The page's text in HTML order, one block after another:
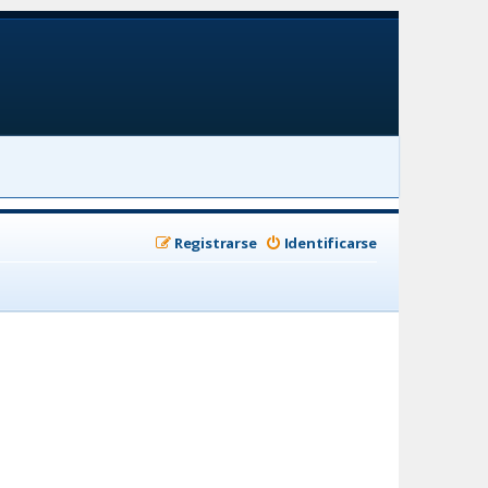
Identificarse
Registrarse